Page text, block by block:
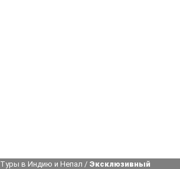
Туры в Индию и Непал / Эксклюзивный